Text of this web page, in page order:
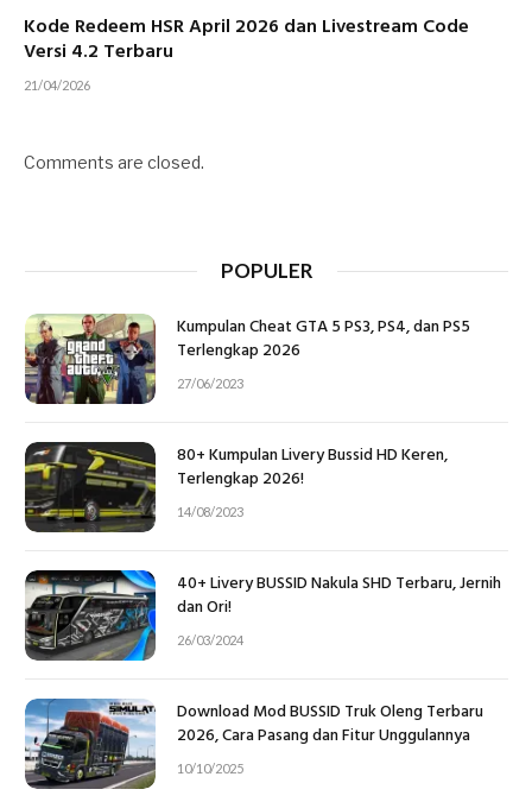
Kode Redeem HSR April 2026 dan Livestream Code
Versi 4.2 Terbaru
21/04/2026
Comments are closed.
POPULER
Kumpulan Cheat GTA 5 PS3, PS4, dan PS5
Terlengkap 2026
27/06/2023
80+ Kumpulan Livery Bussid HD Keren,
Terlengkap 2026!
14/08/2023
40+ Livery BUSSID Nakula SHD Terbaru, Jernih
dan Ori!
26/03/2024
Download Mod BUSSID Truk Oleng Terbaru
2026, Cara Pasang dan Fitur Unggulannya
10/10/2025